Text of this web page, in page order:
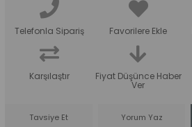
Telefonla Sipariş Favorilere Ekle
Karşılaştır Fiyat Düşünce Haber
Ver
Tavsiye Et Yorum Yaz